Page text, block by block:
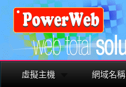
虛擬主機 網域名稱